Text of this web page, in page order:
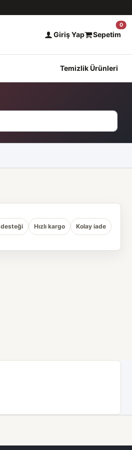
Giriş Yap Sepetim
0
Temizlik Ürünleri
desteği Hızlı kargo Kolay iade